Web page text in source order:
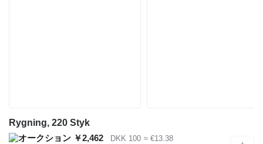
Rygning, 220 Styk
￥2,462
DKK 100 ≈ €13.38